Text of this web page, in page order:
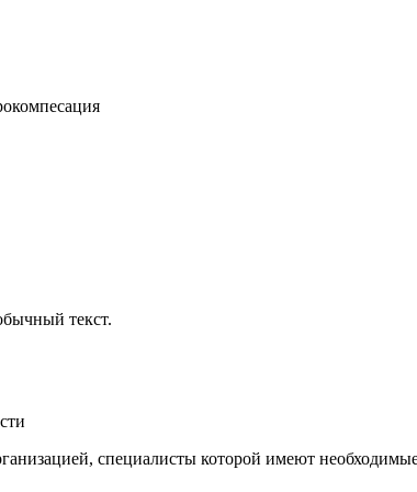
текст.
специалисты которой имеют